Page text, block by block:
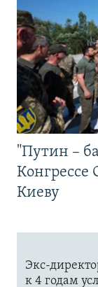
"Путин –
Киеву